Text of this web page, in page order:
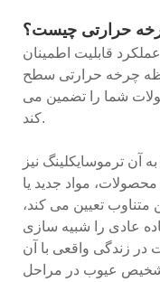
حرارتی چیست؟
قابلیت اطمینان
چرخه حرارتی سطح
شما را تضمین می
کند.
آن ترموسایکلینگ نیز
مواد جدید یا
متناوب تعیین می کند،
عادی را شبیه سازی
زندگی واقعی با آن
عیوب در مراحل